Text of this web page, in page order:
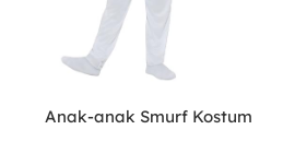
Anak-anak Smurf Kostum